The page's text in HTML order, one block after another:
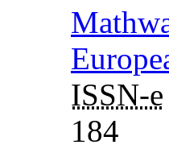
ISSN-e
184